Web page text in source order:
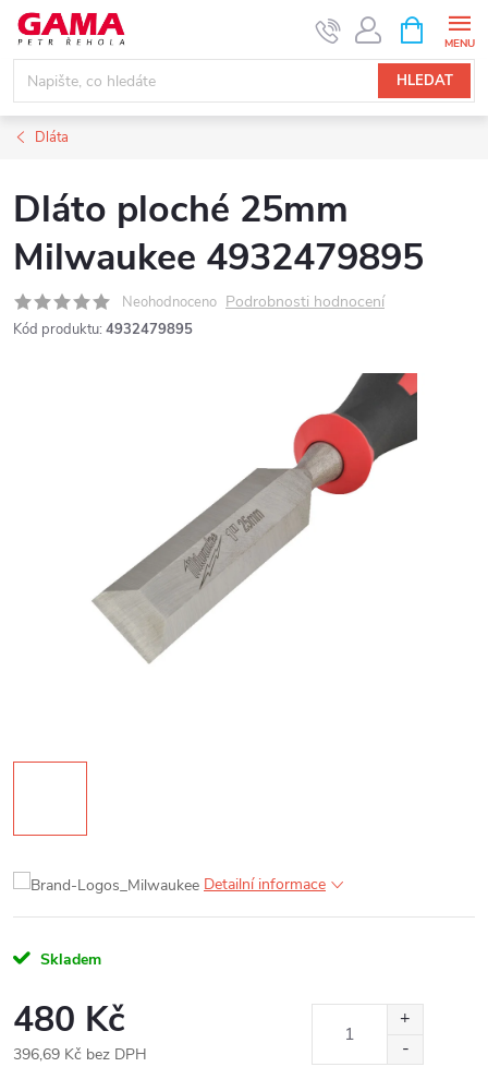
Přejít
obsah
HLEDAT
NÁKUPNÍ
KOŠÍK
Dláta
Dláto ploché 25mm
Milwaukee 4932479895
Neohodnoceno Podrobnosti hodnocení
Kód produktu: 4932479895
Detailní informace
Skladem
480 Kč
396,69 Kč bez DPH